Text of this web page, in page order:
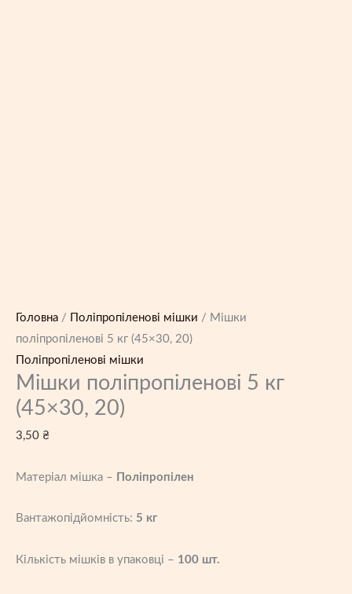
Головна / Поліпропіленові мішки / Мішки
поліпропіленові 5 кг (45×30, 20)
Поліпропіленові мішки
Мішки поліпропіленові 5 кг
(45×30, 20)
3,50 ₴
Матеріал мішка – Поліпропілен
Вантажопідйомність: 5 кг
Кількість мішків в упаковці – 100 шт.